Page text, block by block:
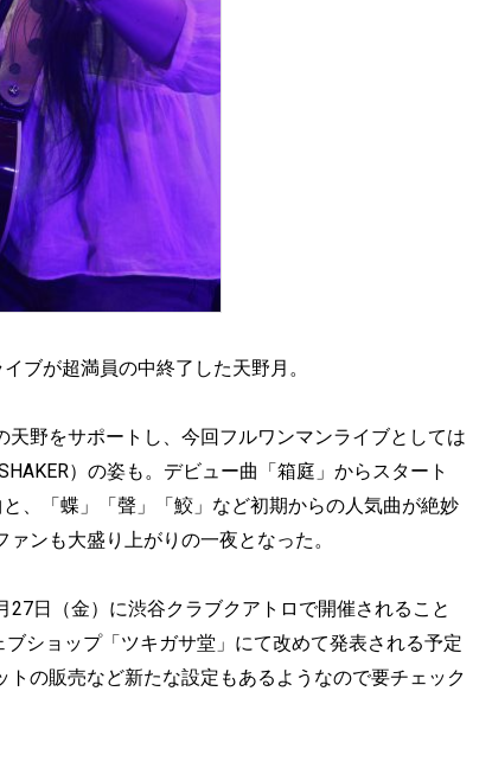
ブが超満員の中終了した天野月。
野をサポートし、今回フルワンマンライブとしては
）の姿も。デビュー曲「箱庭」からスタート
、「蝶」「聲」「鮫」など初期からの人気曲が絶妙
ンも大盛り上がりの一夜となった。
日（金）に渋谷クラブクアトロで開催されること
ショップ「ツキガサ堂」にて改めて発表される予定
の販売など新たな設定もあるようなので要チェック